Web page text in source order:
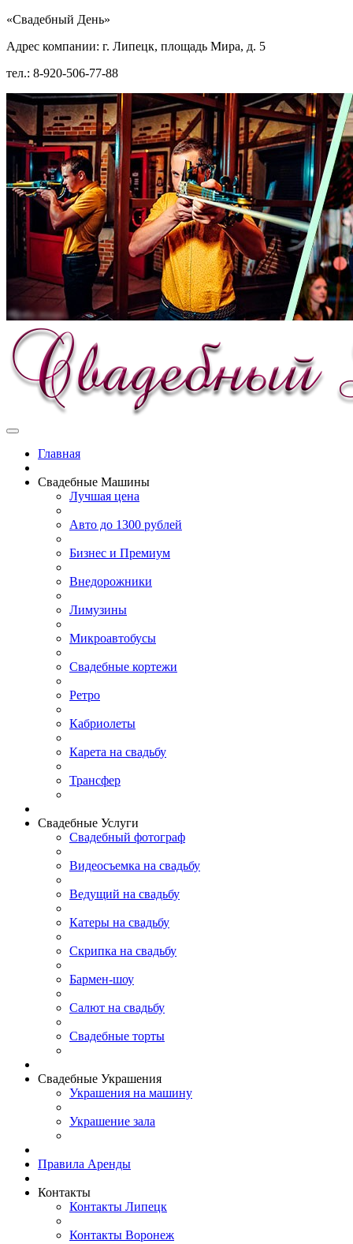
«Свадебный День»
Адрес компании: г. Липецк, площадь Мира, д. 5
тел.: 8-920-506-77-88
Главная
Свадебные Машины
Лучшая цена
Авто до 1300 рублей
Бизнес и Премиум
Внедорожники
Лимузины
Микроавтобусы
Свадебные кортежи
Ретро
Кабриолеты
Карета на свадьбу
Трансфер
Свадебные Услуги
Свадебный фотограф
Видеосъемка на свадьбу
Ведущий на свадьбу
Катеры на свадьбу
Скрипка на свадьбу
Бармен-шоу
Салют на свадьбу
Свадебные торты
Свадебные Украшения
Украшения на машину
Украшение зала
Правила Аренды
Контакты
Контакты Липецк
Контакты Воронеж